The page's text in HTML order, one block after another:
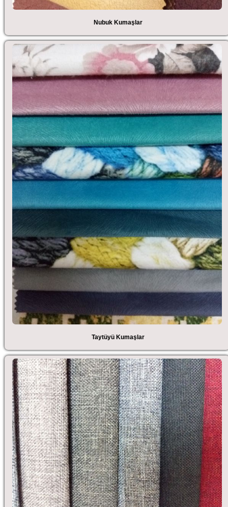
Nubuk Kumaşlar
Taytüyü Kumaşlar